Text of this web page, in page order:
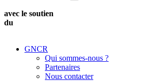
avec le soutien
du
GNCR
Qui sommes-nous ?
Partenaires
Nous contacter